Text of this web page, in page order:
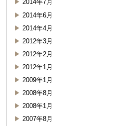
2014年7月
2014年6月
2014年4月
2012年3月
2012年2月
2012年1月
2009年1月
2008年8月
2008年1月
2007年8月